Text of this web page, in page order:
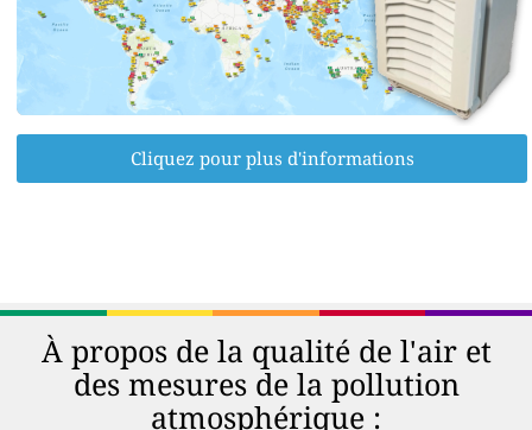
Cliquez pour plus d'informations
À propos de la qualité de l'air et
des mesures de la pollution
atmosphérique :